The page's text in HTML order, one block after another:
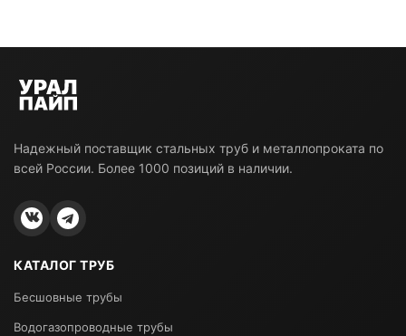
Надежный поставщик стальных труб и металлопроката по
всей России. Более 1000 позиций в наличии.
КАТАЛОГ ТРУБ
Бесшовные трубы
Водогазопроводные трубы